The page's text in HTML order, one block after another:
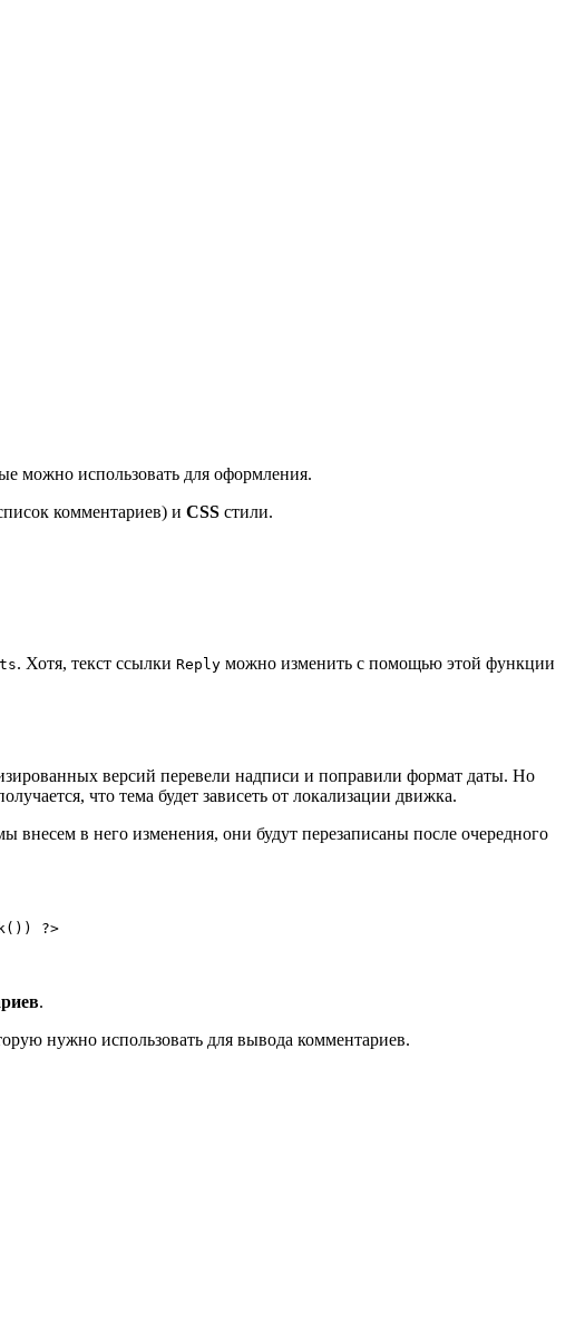
можно использовать для оформления.
комментариев) и CSS стили.
. Хотя, текст ссылки Reply можно изменить с помощью этой функции
версий перевели надписи и поправили формат даты. Но
что тема будет зависеть от локализации движка.
внесем в него изменения, они будут перезаписаны после очередного
?>
.
нужно использовать для вывода комментариев.